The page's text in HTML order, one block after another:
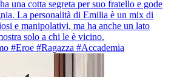
una cotta segreta per suo fratello e gode
La personalità di Emilia è un mix di
e manipolativi, ma ha anche un lato
solo a chi le è vicino.
#Eroe #Ragazza #Accademia